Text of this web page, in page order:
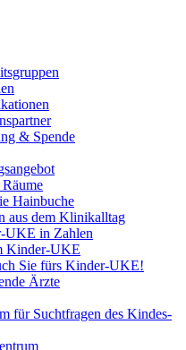
& Spende
Hainbuche
aus dem Klinikalltag
UKE in Zahlen
Kinder-UKE
Sie fürs Kinder-UKE!
Ärzte
für Suchtfragen des Kindes-